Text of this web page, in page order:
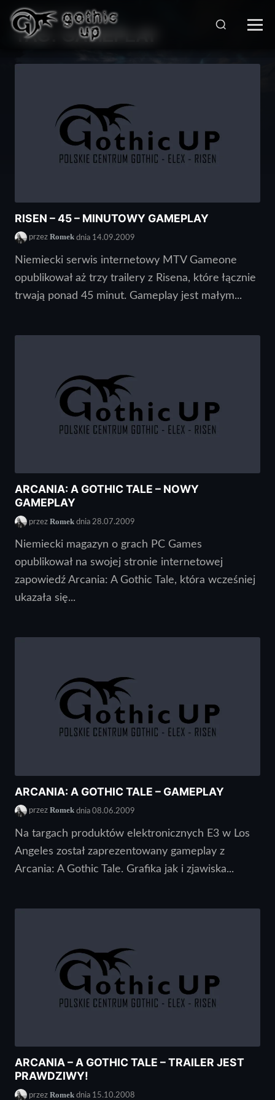
STRONA GŁÓWNA >
TAG: GAMEPLAY
RISEN – 45 – MINUTOWY GAMEPLAY
przez Romek dnia 14.09.2009
Niemiecki serwis internetowy MTV Gameone
opublikował aż trzy trailery z Risena, które łącznie
trwają ponad 45 minut. Gameplay jest małym...
ARCANIA: A GOTHIC TALE – NOWY
GAMEPLAY
przez Romek dnia 28.07.2009
Niemiecki magazyn o grach PC Games
opublikował na swojej stronie internetowej
zapowiedź Arcania: A Gothic Tale, która wcześniej
ukazała się...
ARCANIA: A GOTHIC TALE – GAMEPLAY
przez Romek dnia 08.06.2009
Na targach produktów elektronicznych E3 w Los
Angeles został zaprezentowany gameplay z
Arcania: A Gothic Tale. Grafika jak i zjawiska...
ARCANIA – A GOTHIC TALE – TRAILER JEST
PRAWDZIWY!
przez Romek dnia 15.10.2008